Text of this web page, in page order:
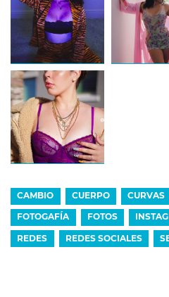
CAMBIO CUERPO CURVAS
FOTOGAFÍA FOTOS
REDES REDES SOCIALES